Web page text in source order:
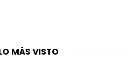
MÁS VISTO